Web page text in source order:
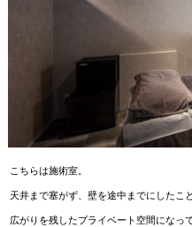
こちらは施術室。
天井まで塞がず、壁を途中までにしたこ
広がりを残したプライベート空間になっ